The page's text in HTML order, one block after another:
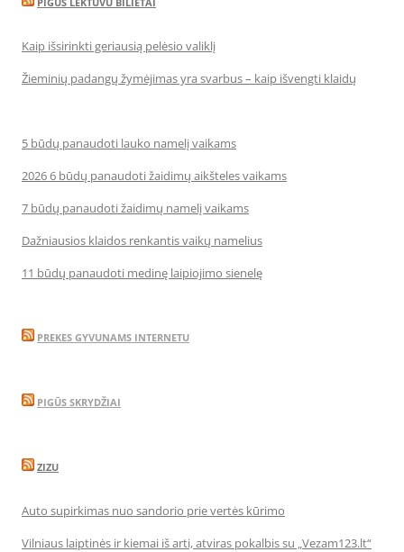
Kaip išsirinkti geriausią pelėsio valiklį
Žieminių padangų žymėjimas yra svarbus – kaip išvengti klaidų
5 būdų panaudoti lauko namelį vaikams
2026 6 būdų panaudoti žaidimų aikšteles vaikams
7 būdų panaudoti žaidimų namelį vaikams
Dažniausios klaidos renkantis vaikų namelius
11 būdų panaudoti medinę laipiojimo sienelę
PREKES GYVUNAMS INTERNETU
PIGŪS SKRYDŽIAI
ZIZU
Auto supirkimas nuo sandorio prie vertės kūrimo
Vilniaus laiptinės ir kiemai iš arti, atviras pokalbis su „Vezam123.lt“